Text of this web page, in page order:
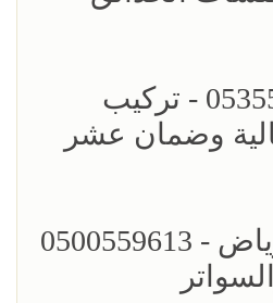
مظلات وسواتر الاختيار الجديد بالرياض - بافضل الاسعار - 0535553929 - تركيب
وضمان عشر
مظلات وسواتر الاختيار الاول - اسعار مظلات سيارات - سواتر الرياض - 0500559613